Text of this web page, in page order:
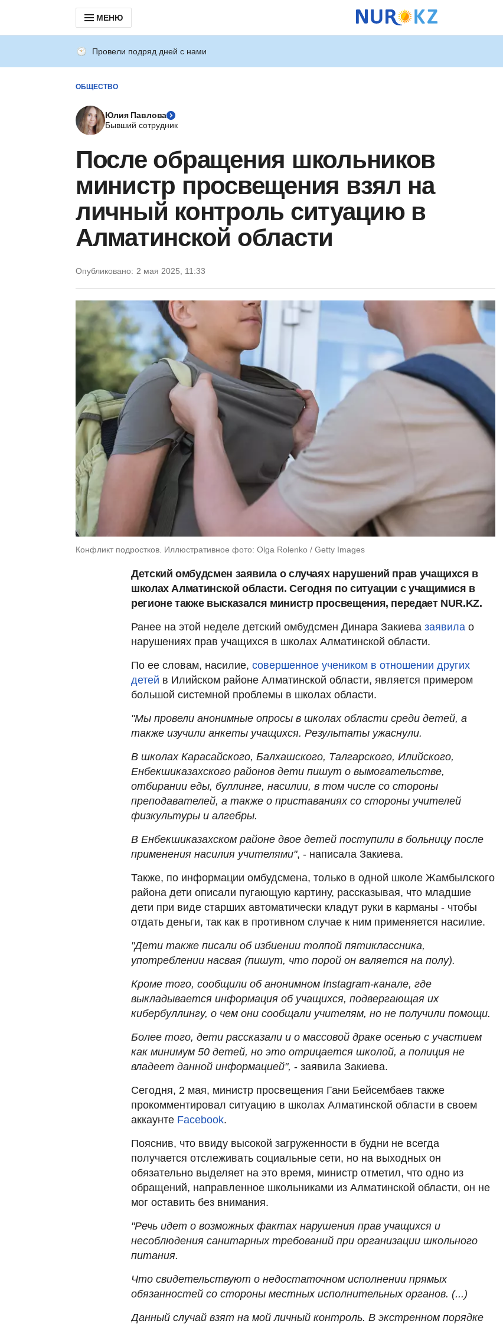
МЕНЮ
Провели подряд дней с нами
ОБЩЕСТВО
Юлия Павлова
Бывший сотрудник
После обращения школьников
министр просвещения взял на
личный контроль ситуацию в
Алматинской области
Опубликовано: 2 мая 2025, 11:33
Конфликт подростков. Иллюстративное фото: Olga Rolenko / Getty Images
Детский омбудсмен заявила о случаях нарушений прав учащихся в
школах Алматинской области. Сегодня по ситуации с учащимися в
регионе также высказался министр просвещения, передает NUR.KZ.
Ранее на этой неделе детский омбудсмен Динара Закиева заявила о
нарушениях прав учащихся в школах Алматинской области.
По ее словам, насилие, совершенное учеником в отношении других
детей в Илийском районе Алматинской области, является примером
большой системной проблемы в школах области.
"Мы провели анонимные опросы в школах области среди детей, а
также изучили анкеты учащихся. Результаты ужаснули.
В школах Карасайского, Балхашского, Талгарского, Илийского,
Енбекшиказахского районов дети пишут о вымогательстве,
отбирании еды, буллинге, насилии, в том числе со стороны
преподавателей, а также о приставаниях со стороны учителей
физкультуры и алгебры.
В Енбекшиказахском районе двое детей поступили в больницу после
применения насилия учителями", - написала Закиева.
Также, по информации омбудсмена, только в одной школе Жамбылского
района дети описали пугающую картину, рассказывая, что младшие
дети при виде старших автоматически кладут руки в карманы - чтобы
отдать деньги, так как в противном случае к ним применяется насилие.
"Дети также писали об избиении толпой пятиклассника,
употреблении насвая (пишут, что порой он валяется на полу).
Кроме того, сообщили об анонимном Instagram-канале, где
выкладывается информация об учащихся, подвергающая их
кибербуллингу, о чем они сообщали учителям, но не получили помощи.
Более того, дети рассказали и о массовой драке осенью с участием
как минимум 50 детей, но это отрицается школой, а полиция не
владеет данной информацией", - заявила Закиева.
Сегодня, 2 мая, министр просвещения Гани Бейсембаев также
прокомментировал ситуацию в школах Алматинской области в своем
аккаунте Facebook.
Пояснив, что ввиду высокой загруженности в будни не всегда
получается отслеживать социальные сети, но на выходных он
обязательно выделяет на это время, министр отметил, что одно из
обращений, направленное школьниками из Алматинской области, он не
мог оставить без внимания.
"Речь идет о возможных фактах нарушения прав учащихся и
несоблюдения санитарных требований при организации школьного
питания.
Что свидетельствуют о недостаточном исполнении прямых
обязанностей со стороны местных исполнительных органов. (...)
Данный случай взят на мой личный контроль. В экстренном порядке